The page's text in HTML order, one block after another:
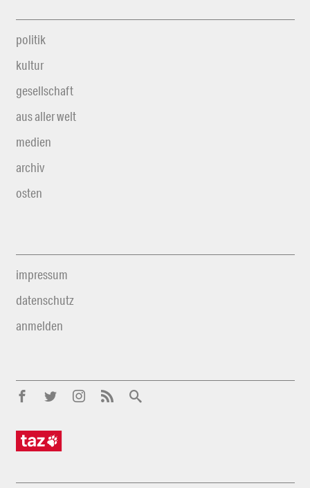
politik
kultur
gesellschaft
aus aller welt
medien
archiv
osten
impressum
datenschutz
anmelden